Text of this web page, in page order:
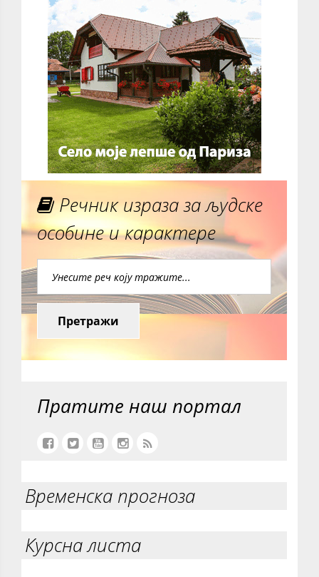
Речник израза за људске
особине и карактере
Претражи
Пратите наш портал
Временска прогноза
Курсна листа